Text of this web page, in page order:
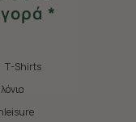
*
T-Shirts